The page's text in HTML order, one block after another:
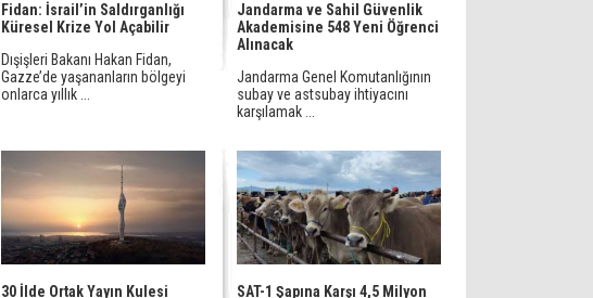
Fidan: İsrail’in Saldırganlığı
Küresel Krize Yol Açabilir
Dışişleri Bakanı Hakan Fidan,
Gazze’de yaşananların bölgeyi
onlarca yıllık ...
Jandarma ve Sahil Güvenlik
Akademisine 548 Yeni Öğrenci
Alınacak
Jandarma Genel Komutanlığının
subay ve astsubay ihtiyacını
karşılamak ...
30 İlde Ortak Yayın Kulesi SAT-1 Şapına Karşı 4,5 Milyon